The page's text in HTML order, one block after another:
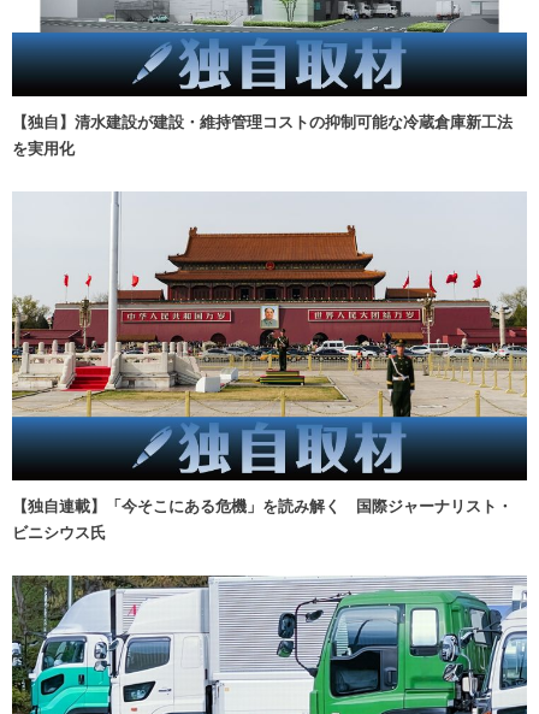
【独自】清水建設が建設・維持管理コストの抑制可能な冷蔵倉庫新工法
を実用化
【独自連載】「今そこにある危機」を読み解く 国際ジャーナリスト・
ビニシウス氏